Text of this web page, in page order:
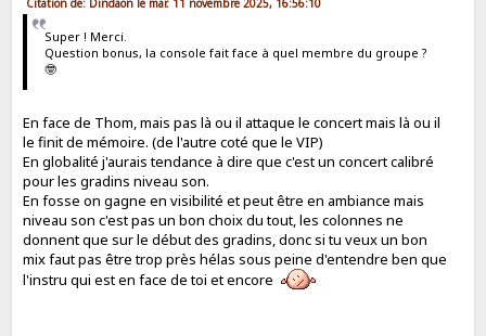
Citation de: Dindaon le mar. 11 novembre 2025, 16:56:10
Super ! Merci.
Question bonus, la console fait face à quel membre du groupe ?
🤓
En face de Thom, mais pas là ou il attaque le concert mais là ou il
le finit de mémoire. (de l'autre coté que le VIP)
En globalité j'aurais tendance à dire que c'est un concert calibré
pour les gradins niveau son.
En fosse on gagne en visibilité et peut être en ambiance mais
niveau son c'est pas un bon choix du tout, les colonnes ne
donnent que sur le début des gradins, donc si tu veux un bon
mix faut pas être trop près hélas sous peine d'entendre ben que
l'instru qui est en face de toi et encore